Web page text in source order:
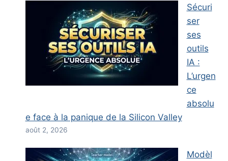
Sécuri
ser
ses
outils
IA :
L’urgen
ce
absolu
e face à la panique de la Silicon Valley
août 2, 2026
Modèl